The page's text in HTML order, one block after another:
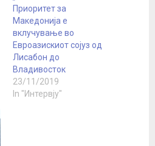
Приоритет за
Македонија е
вклучување во
Евроазискиот сојуз од
Лисабон до
Владивосток
23/11/2019
In "Интервју"